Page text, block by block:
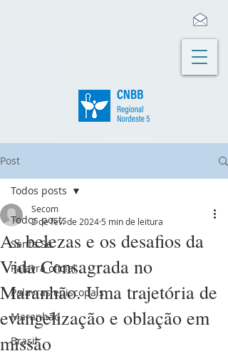
Post
Todos posts
Santa Sé
Palavra oficial
Palavras episcopais
Maranhão
Brasil
Todos posts
As belezas e os desafios da
Vida Consagrada no
Maranhão. Uma trajetória de
evangelização e oblação em
missão
Secom
2 de fev. de 2024 5 min de leitura